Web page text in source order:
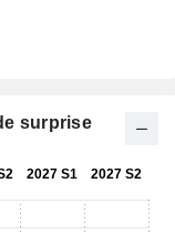
surprise